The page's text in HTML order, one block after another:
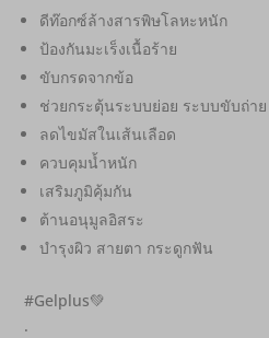
ดีท๊อกซ์ล้างสารพิษโลหะหนัก
ป้องกันมะเร็งเนื้อร้าย
ขับกรดจากข้อ
ช่วยกระตุ้นระบบย่อย ระบบขับถ่าย
ลดไขมัสในเส้นเลือด
ควบคุมน้ำหนัก
เสริมภูมิคุ้มกัน
ต้านอนุมูลอิสระ
บำรุงผิว สายตา กระดูกฟัน
#Gelplus💚
.